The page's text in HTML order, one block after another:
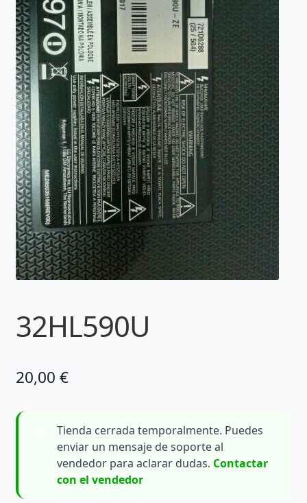
32HL590U
20,00 €
Tienda cerrada temporalmente. Puedes
enviar un mensaje de soporte al
vendedor para aclarar dudas. Contactar
con el vendedor